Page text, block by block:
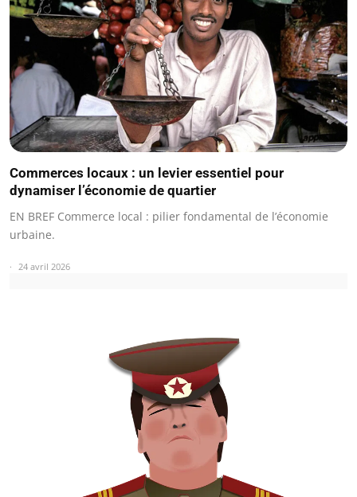
Commerces locaux : un levier essentiel pour
dynamiser l’économie de quartier
EN BREF Commerce local : pilier fondamental de l’économie
urbaine.
24 avril 2026